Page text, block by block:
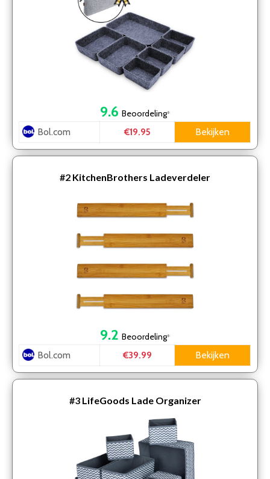
9.6 Beoordeling*
Bol.com €19.95 Bekijken
#2 KitchenBrothers Ladeverdeler
9.2 Beoordeling*
Bol.com €39.99 Bekijken
#3 LifeGoods Lade Organizer